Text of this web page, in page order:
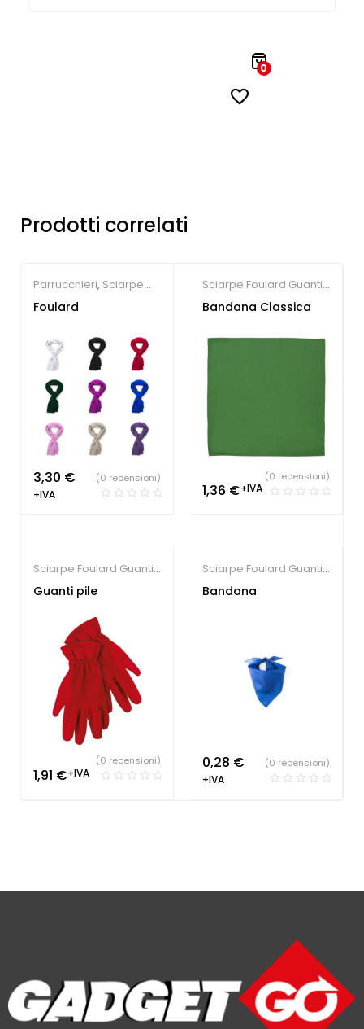
0
Prodotti correlati
Parrucchieri, Sciarpe
Foulard Guanti e
Foulard
3,30 €
+IVA
(0 recensioni)
Sciarpe Foulard Guanti
e Bandane
Bandana Classica
1,36 €+IVA
(0 recensioni)
Sciarpe Foulard Guanti
e Bandane
Guanti pile
1,91 €+IVA
(0 recensioni)
Sciarpe Foulard Guanti
e Bandane
Bandana
0,28 €
+IVA
(0 recensioni)